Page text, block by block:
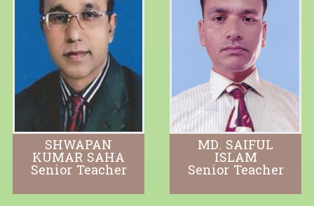
SHWAPAN
KUMAR SAHA
Senior Teacher
MD. SAIFUL
ISLAM
Senior Teacher